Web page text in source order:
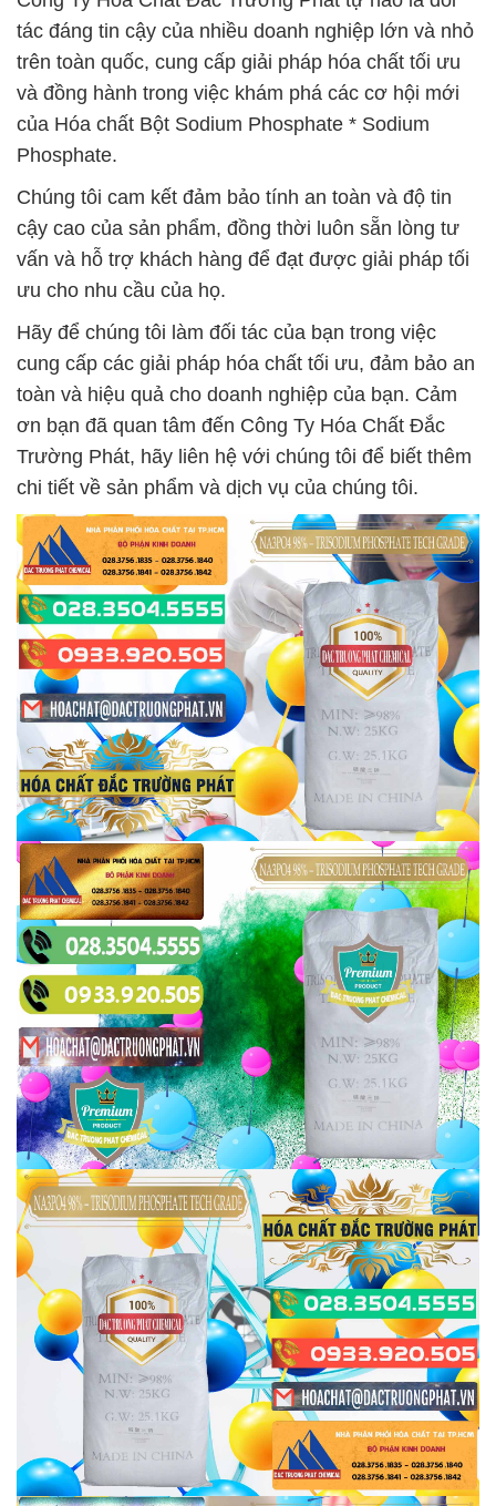
tác đáng tin cậy của nhiều doanh nghiệp lớn và nhỏ
trên toàn quốc, cung cấp giải pháp hóa chất tối ưu
và đồng hành trong việc khám phá các cơ hội mới
của Hóa chất Bột Sodium Phosphate * Sodium
Phosphate.
Chúng tôi cam kết đảm bảo tính an toàn và độ tin
cậy cao của sản phẩm, đồng thời luôn sẵn lòng tư
vấn và hỗ trợ khách hàng để đạt được giải pháp tối
ưu cho nhu cầu của họ.
Hãy để chúng tôi làm đối tác của bạn trong việc
cung cấp các giải pháp hóa chất tối ưu, đảm bảo an
toàn và hiệu quả cho doanh nghiệp của bạn. Cảm
ơn bạn đã quan tâm đến Công Ty Hóa Chất Đắc
Trường Phát, hãy liên hệ với chúng tôi để biết thêm
chi tiết về sản phẩm và dịch vụ của chúng tôi.